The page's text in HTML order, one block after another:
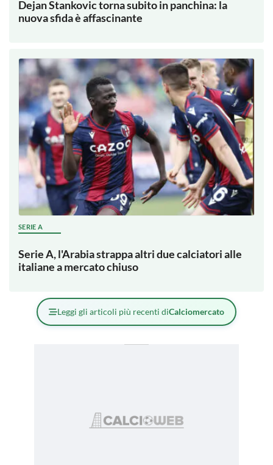
Dejan Stankovic torna subito in panchina: la
nuova sfida è affascinante
SERIE A
Serie A, l'Arabia strappa altri due calciatori alle
italiane a mercato chiuso
Leggi gli articoli più recenti diCalciomercato